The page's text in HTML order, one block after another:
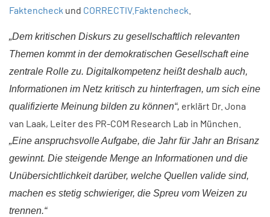
Faktencheck und CORRECTIV.Faktencheck
„Dem kritischen Diskurs zu gesellschaftlich relevanten
Themen kommt in der demokratischen Gesellschaft eine
zentrale Rolle zu. Digitalkompetenz heißt deshalb auch,
Informationen im Netz kritisch zu hinterfragen, um sich eine
qualifizierte Meinung bilden zu können“, erklärt Dr. Jona
van Laak, Leiter des PR-COM Research Lab in München.
„Eine anspruchsvolle Aufgabe, die Jahr für Jahr an Brisanz
gewinnt. Die steigende Menge an Informationen und die
Unübersichtlichkeit darüber, welche Quellen valide sind,
machen es stetig schwieriger, die Spreu vom Weizen zu
trennen.“